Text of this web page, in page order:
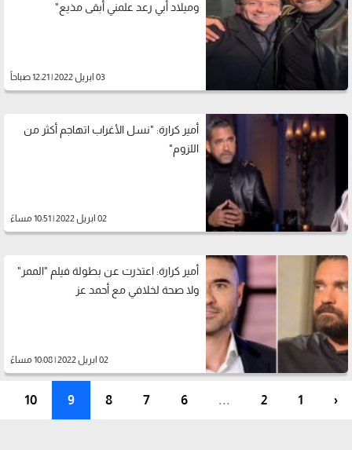
وميلاد أبي رعد علمني أبقى مذيع"
03 ابريل 2022 | 12:21 صباحاً
أمير كرارة: "نسل الأغراب اتهاجم أكثر من
اللزوم"
02 ابريل 2022 | 10:51 مساءً
أمير كرارة: اعتذرت عن بطولة فيلم "الممر"
ولا صحة لخلافي مع أحمد عز
02 ابريل 2022 | 10:08 مساءً
‹
1
2
...
6
7
8
9
10